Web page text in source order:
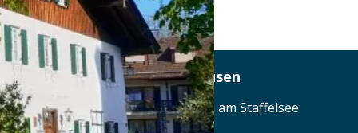
Gasthof zum Stern Seehausen
Dorfstraße 2, 82418 Seehausen am Staffelsee